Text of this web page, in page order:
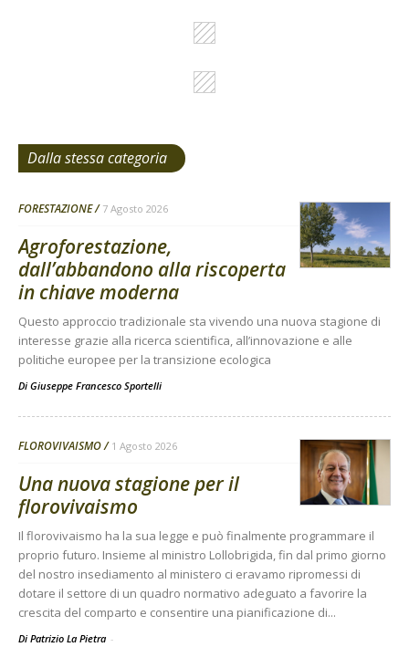
Dalla stessa categoria
FORESTAZIONE 7 Agosto 2026
Agroforestazione,
dall’abbandono alla riscoperta
in chiave moderna
Questo approccio tradizionale sta vivendo una nuova stagione di
interesse grazie alla ricerca scientifica, all’innovazione e alle
politiche europee per la transizione ecologica
Di Giuseppe Francesco Sportelli
FLOROVIVAISMO 1 Agosto 2026
Una nuova stagione per il
florovivaismo
Il florovivaismo ha la sua legge e può finalmente programmare il
proprio futuro. Insieme al ministro Lollobrigida, fin dal primo giorno
del nostro insediamento al ministero ci eravamo ripromessi di
dotare il settore di un quadro normativo adeguato a favorire la
crescita del comparto e consentire una pianificazione di...
Di Patrizio La Pietra -